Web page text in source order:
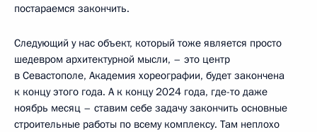
постараемся закончить.
Следующий у нас объект, который тоже является просто
шедевром архитектурной мысли, – это центр
в Севастополе, Академия хореографии, будет закончена
к концу этого года. А к концу 2024 года, где-то даже
ноябрь месяц – ставим себе задачу закончить основные
строительные работы по всему комплексу. Там неплохо